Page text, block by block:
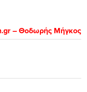
– Θοδωρής Μήγκος